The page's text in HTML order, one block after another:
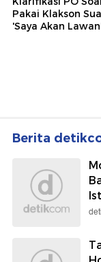
Pakai Klakson
'Saya Akan
Berita